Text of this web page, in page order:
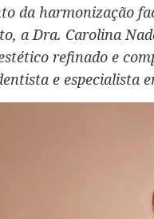
da harmonização
a Dra. Carolina
refinado e
e especialista